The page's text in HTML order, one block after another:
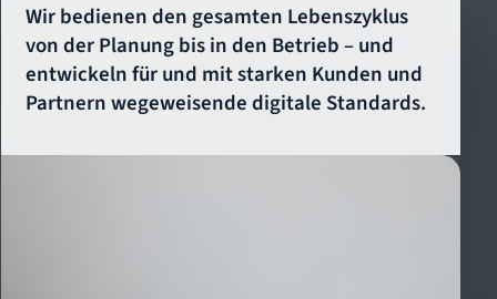
Wir bedienen den gesamten Lebenszyklus
von der Planung bis in den Betrieb – und
entwickeln für und mit starken Kunden und
Partnern wegeweisende digitale Standards.